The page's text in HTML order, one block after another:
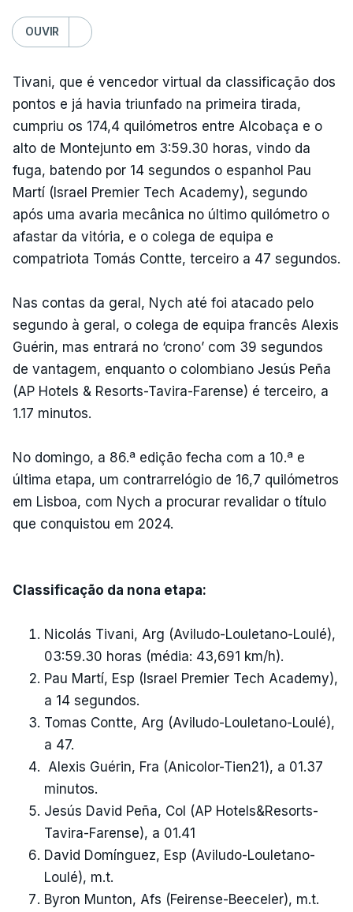
OUVIR
Tivani, que é vencedor virtual da classificação dos
pontos e já havia triunfado na primeira tirada,
cumpriu os 174,4 quilómetros entre Alcobaça e o
alto de Montejunto em 3:59.30 horas, vindo da
fuga, batendo por 14 segundos o espanhol Pau
Martí (Israel Premier Tech Academy), segundo
após uma avaria mecânica no último quilómetro o
afastar da vitória, e o colega de equipa e
compatriota Tomás Contte, terceiro a 47 segundos.
Nas contas da geral, Nych até foi atacado pelo
segundo à geral, o colega de equipa francês Alexis
Guérin, mas entrará no ‘crono’ com 39 segundos
de vantagem, enquanto o colombiano Jesús Peña
(AP Hotels & Resorts-Tavira-Farense) é terceiro, a
1.17 minutos.
No domingo, a 86.ª edição fecha com a 10.ª e
última etapa, um contrarrelógio de 16,7 quilómetros
em Lisboa, com Nych a procurar revalidar o título
que conquistou em 2024.
Classificação da nona etapa:
Nicolás Tivani, Arg (Aviludo-Louletano-Loulé),
03:59.30 horas (média: 43,691 km/h).
Pau Martí, Esp (Israel Premier Tech Academy),
a 14 segundos.
Tomas Contte, Arg (Aviludo-Louletano-Loulé),
a 47.
Alexis Guérin, Fra (Anicolor-Tien21), a 01.37
minutos.
Jesús David Peña, Col (AP Hotels&Resorts-
Tavira-Farense), a 01.41
David Domínguez, Esp (Aviludo-Louletano-
Loulé), m.t.
Byron Munton, Afs (Feirense-Beeceler), m.t.